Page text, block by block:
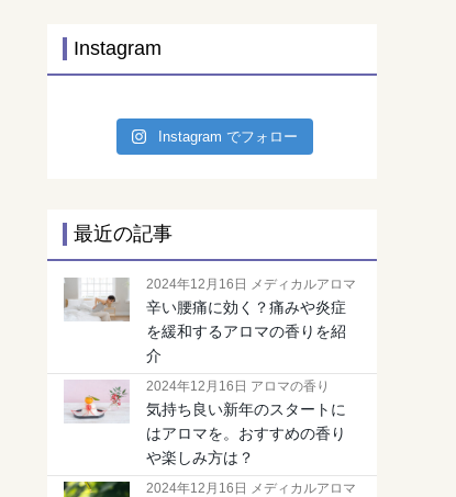
Instagram
Instagram でフォロー
最近の記事
2024年12月16日 メディカルアロマ
辛い腰痛に効く？痛みや炎症
を緩和するアロマの香りを紹
介
2024年12月16日 アロマの香り
気持ち良い新年のスタートに
はアロマを。おすすめの香り
や楽しみ方は？
2024年12月16日 メディカルアロマ